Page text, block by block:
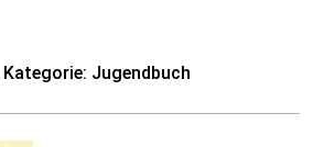
Jugendbuch